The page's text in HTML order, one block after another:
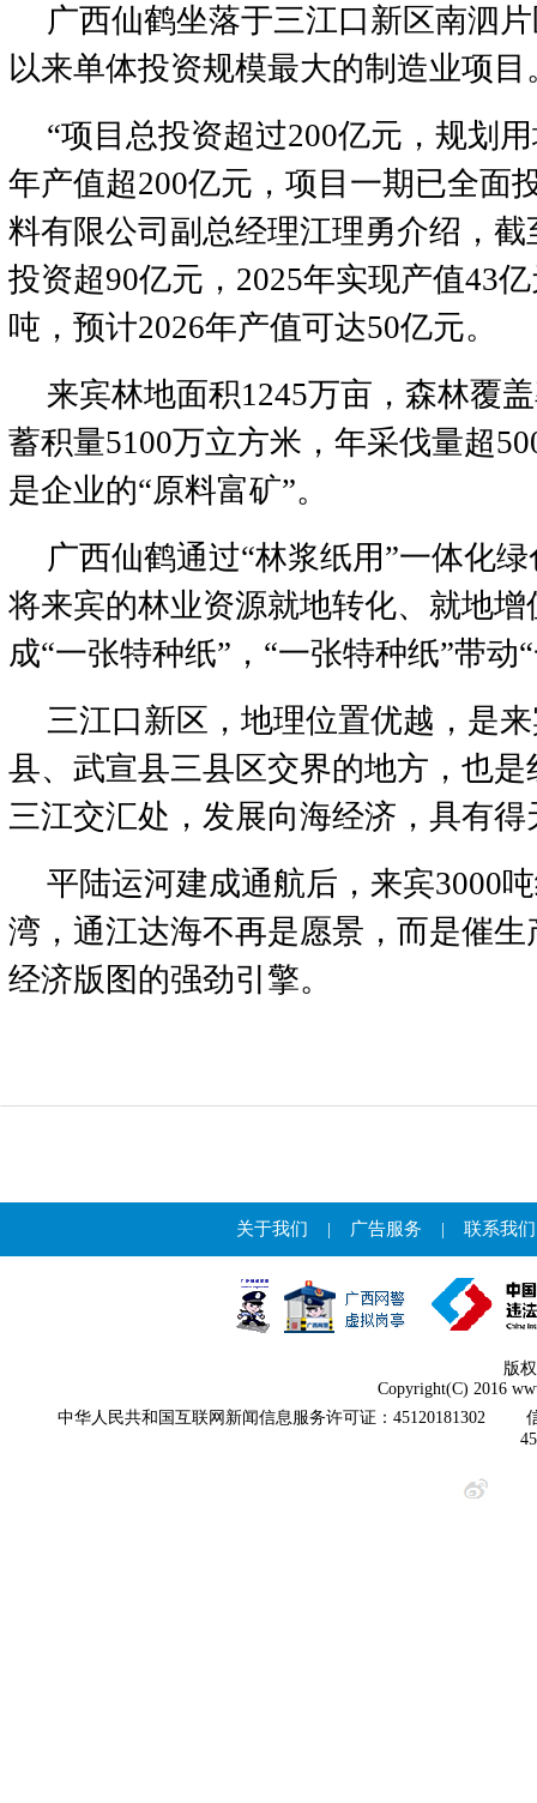
广西仙鹤坐落于三江口新区南泗
以来单体投资规模最大的制造业项目
“项目总投资超过200亿元，规划
年产值超200亿元，项目一期已全面
料有限公司副总经理江理勇介绍，
投资超90亿元，2025年实现产值43
吨，预计2026年产值可达50亿元。
来宾林地面积1245万亩，森林覆
蓄积量5100万立方米，年采伐量超
是企业的“原料富矿”。
广西仙鹤通过“林浆纸用”一体化
将来宾的林业资源就地转化、就地增
成“一张特种纸”，“一张特种纸”带动
三江口新区，地理位置优越，是
县、武宣县三县区交界的地方，也
三江交汇处，发展向海经济，具有
平陆运河建成通航后，来宾3000
湾，通江达海不再是愿景，而是催
经济版图的强劲引擎。
关于我们 | 广告服务 | 联系我们
版
Copyright(C) 2016
中华人民共和国互联网新闻信息服务许可证：45120181302